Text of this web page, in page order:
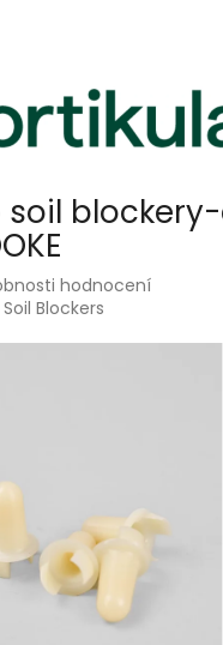
soil
hodnocení
Blockers